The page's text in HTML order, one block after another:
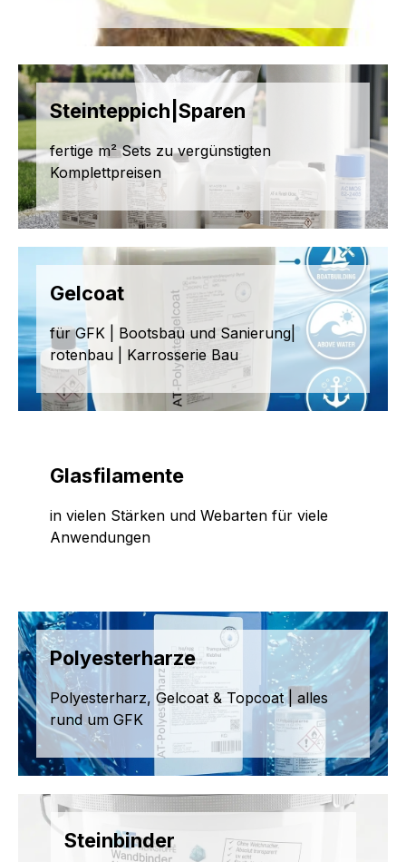
Steinteppich|Sparen
fertige m² Sets zu vergünstigten
Komplettpreisen
Gelcoat
für GFK | Bootsbau und Sanierung|
rotenbau | Karrosserie Bau
Glasfilamente
in vielen Stärken und Webarten für viele
Anwendungen
Polyesterharze
Polyesterharz, Gelcoat & Topcoat | alles
rund um GFK
Steinbinder